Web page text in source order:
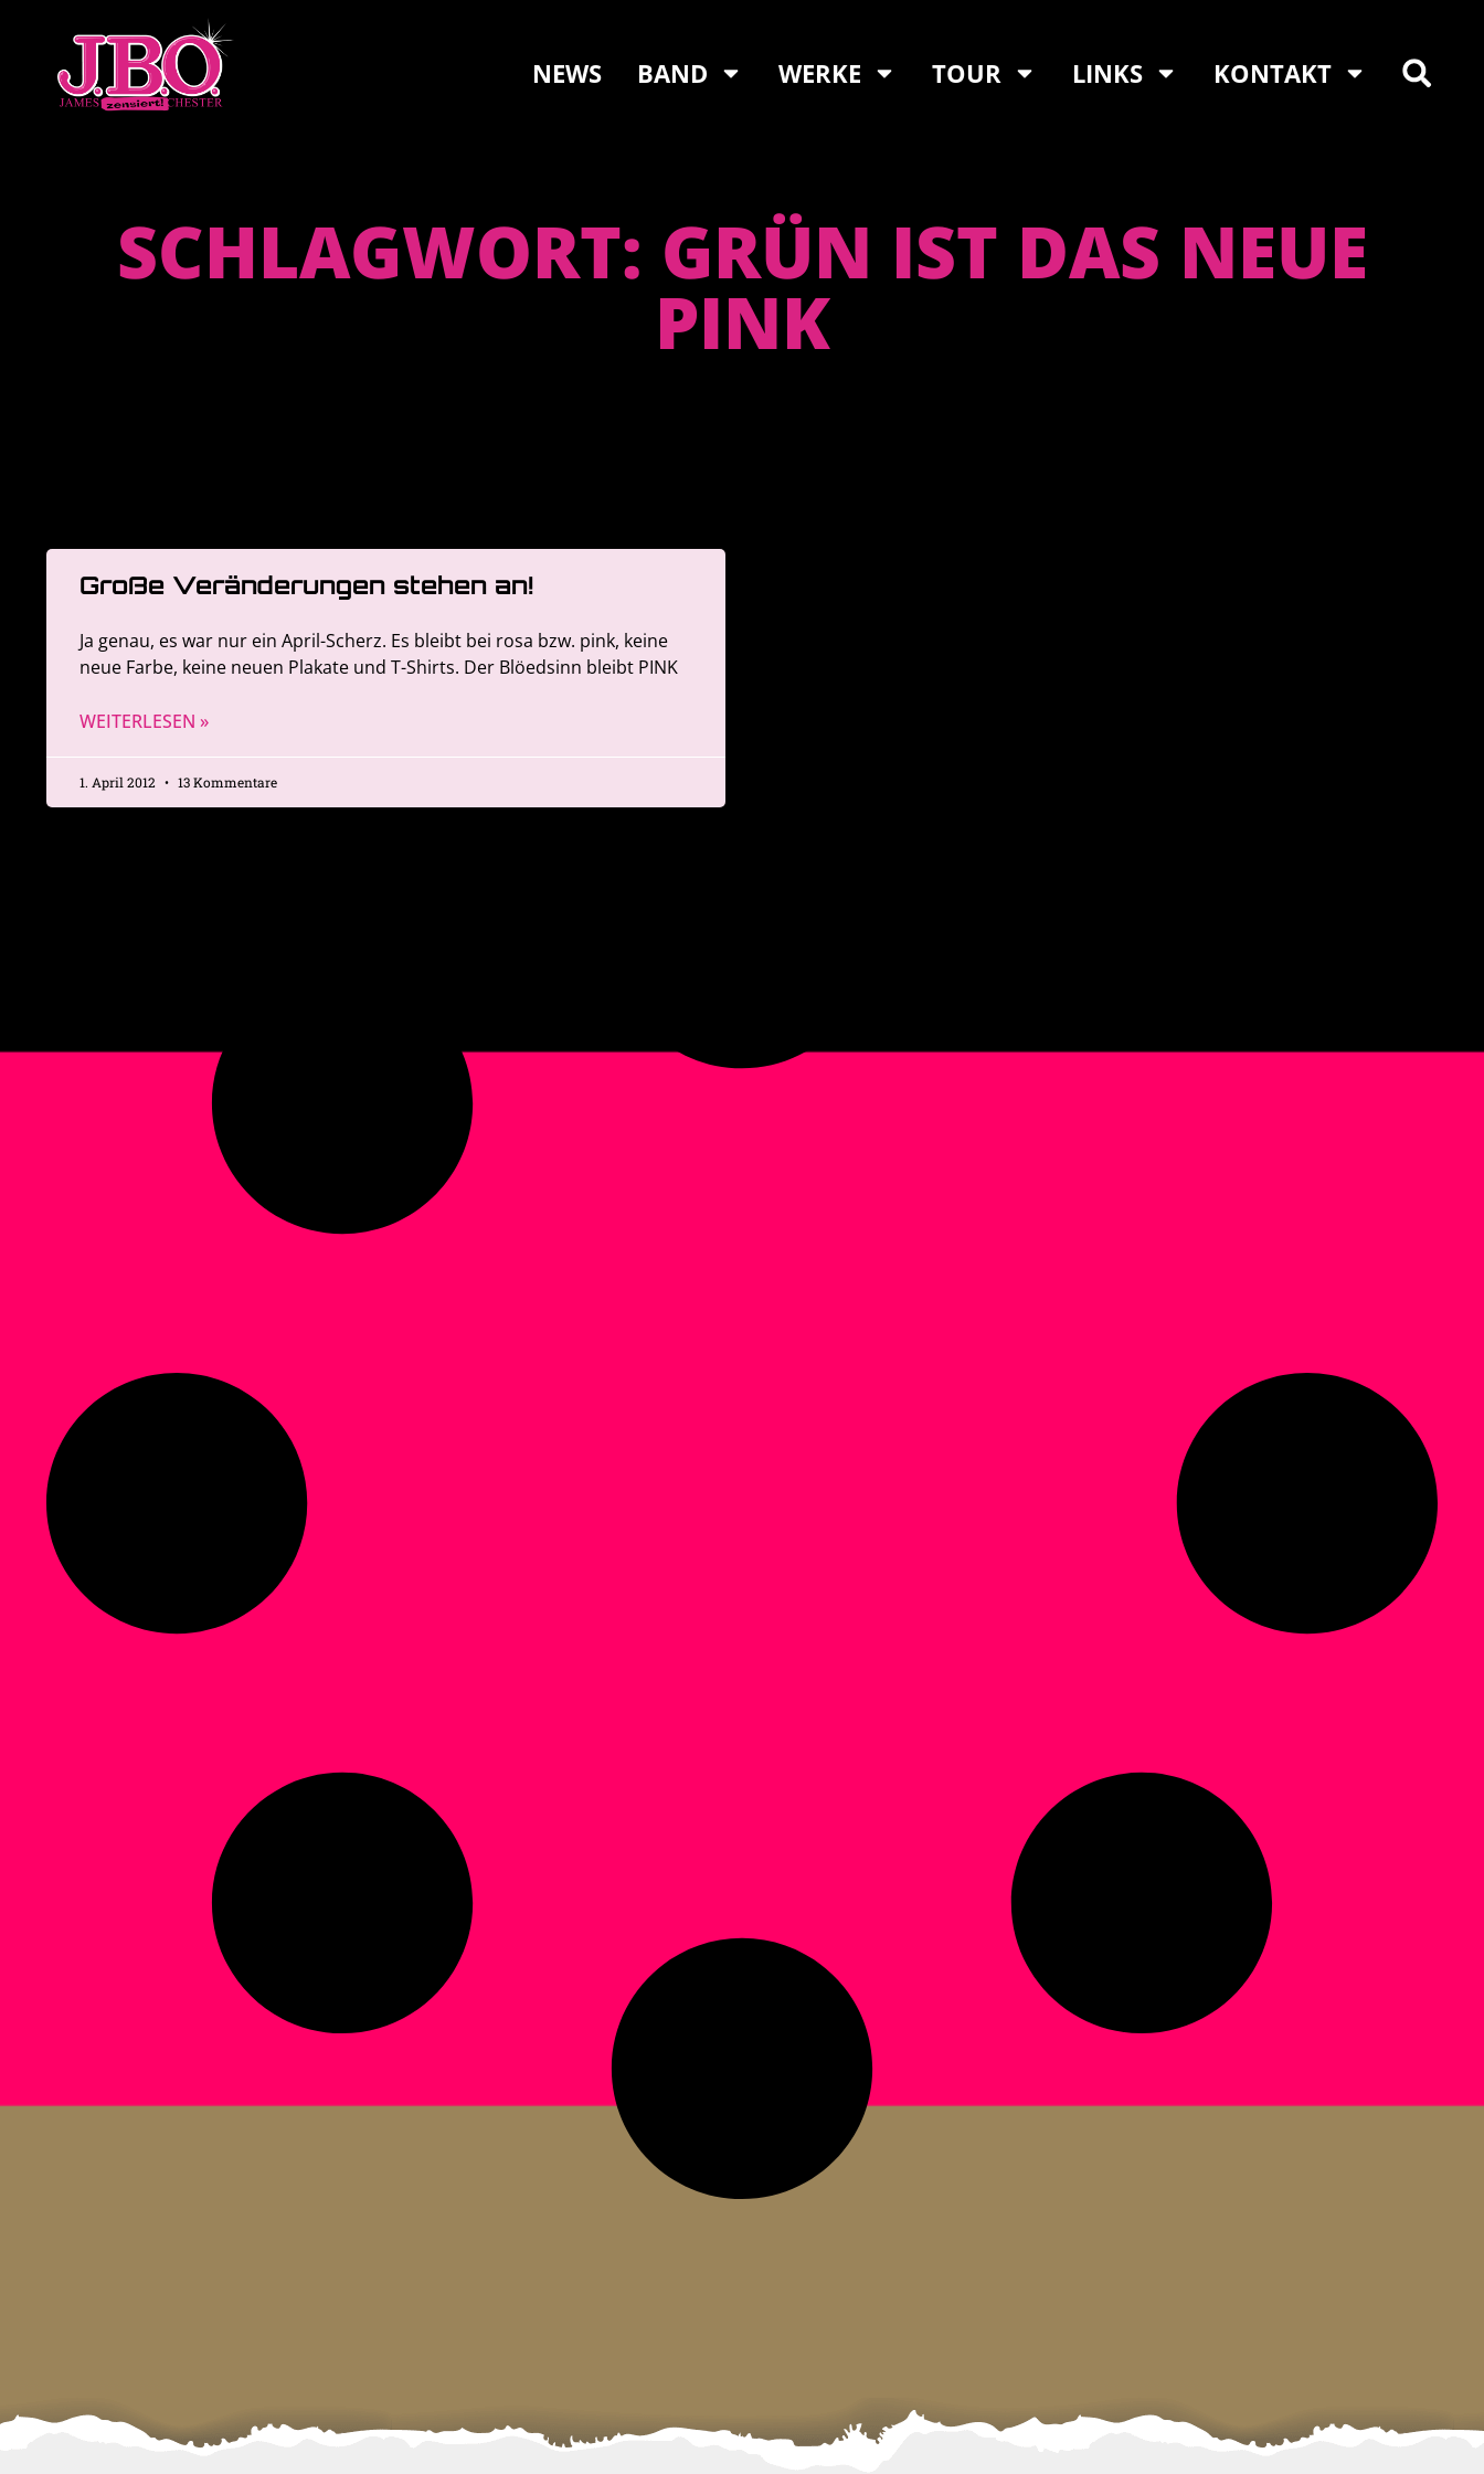
NEWS BAND WERKE TOUR LINKS KONTAKT
SCHLAGWORT: GRÜN IST DAS NEUE
PINK
Große Veränderungen stehen an!
Ja genau, es war nur ein April-Scherz. Es bleibt bei rosa bzw. pink, keine
neue Farbe, keine neuen Plakate und T-Shirts. Der Blöedsinn bleibt PINK
WEITERLESEN »
1. April 2012 13 Kommentare